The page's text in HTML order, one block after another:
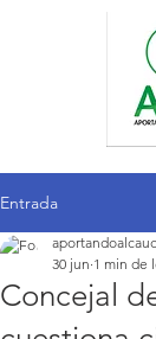
Entrada
Concejal
30 jun 1 min de